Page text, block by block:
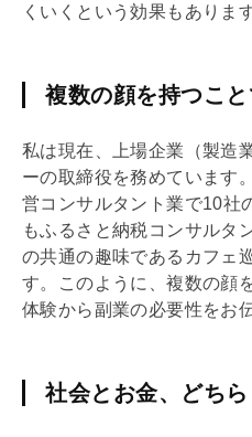
くいくという効果もあります
複数の顔を持つこ
私は現在、上場企業（製造
ーの取締役を務めています
営コンサルタント業で10社
もふるさと納税コンサルタ
の共通の趣味であるカフェ
す。このように、複数の顔
体験から副業の必要性をお
社会とお金、どち